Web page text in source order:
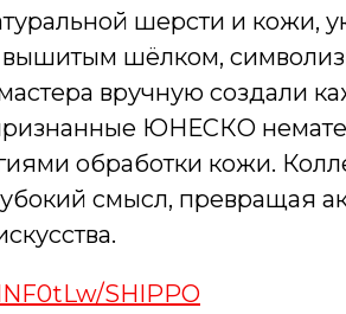
шерсти и кожи,
вышитым шёлком,
вручную создали
ЮНЕСКО
обработки кожи.
смысл, превращая
SHIPPO